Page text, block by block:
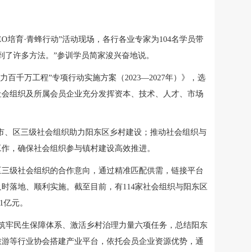
培育·青蜂行动”活动现场，各行各业专家为104名学员带
许多方法。”参训学员简家浚兴奋地说。
千万工程”专项行动实施方案（2023—2027年）》，选
组织及所属会员企业充分发挥资本、技术、人才、市场
区三级社会组织助力阳东区乡村建设；推动社会组织与
，确保社会组织参与镇村建设高效推进。
级社会组织的合作意向，通过精准匹配供需，链接平台
落地、顺利实施。截至目前，有114家社会组织与阳东区
元。
民生保障体系、激活乡村治理力量六项任务，总结阳东
等行业协会搭建产业平台，依托会员企业资源优势，通